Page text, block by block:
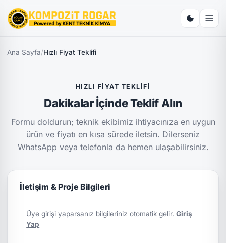
Ana Sayfa/Hızlı Fiyat Teklifi
HIZLI FIYAT TEKLIFI
Dakikalar İçinde Teklif Alın
Formu doldurun; teknik ekibimiz ihtiyacınıza en uygun
ürün ve fiyatı en kısa sürede iletsin. Dilerseniz
WhatsApp veya telefonla da hemen ulaşabilirsiniz.
İletişim & Proje Bilgileri
Üye girişi yaparsanız bilgileriniz otomatik gelir.Giriş
Yap